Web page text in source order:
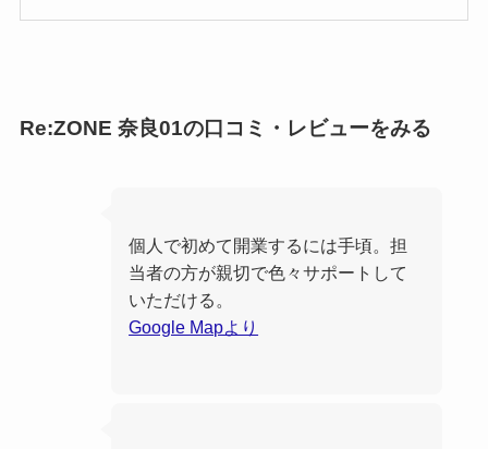
Re:ZONE 奈良01の口コミ・レビューをみる
個人で初めて開業するには手頃。担
当者の方が親切で色々サポートして
いただける。
Google Mapより